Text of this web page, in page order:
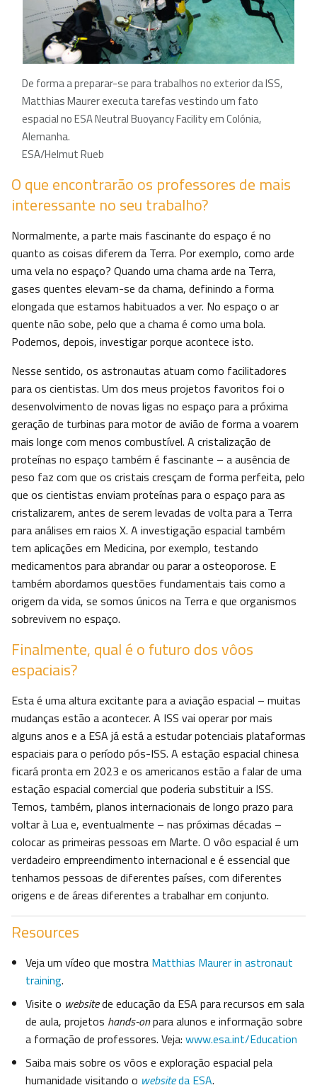
De forma a preparar-se para trabalhos no exterior da ISS,
Matthias Maurer executa tarefas vestindo um fato
espacial no ESA Neutral Buoyancy Facility em Colónia,
Alemanha.
ESA/Helmut Rueb
O que encontrarão os professores de mais
interessante no seu trabalho?
Normalmente, a parte mais fascinante do espaço é no
quanto as coisas diferem da Terra. Por exemplo, como arde
uma vela no espaço? Quando uma chama arde na Terra,
gases quentes elevam-se da chama, definindo a forma
elongada que estamos habituados a ver. No espaço o ar
quente não sobe, pelo que a chama é como uma bola.
Podemos, depois, investigar porque acontece isto.
Nesse sentido, os astronautas atuam como facilitadores
para os cientistas. Um dos meus projetos favoritos foi o
desenvolvimento de novas ligas no espaço para a próxima
geração de turbinas para motor de avião de forma a voarem
mais longe com menos combustível. A cristalização de
proteínas no espaço também é fascinante – a ausência de
peso faz com que os cristais cresçam de forma perfeita, pelo
que os cientistas enviam proteínas para o espaço para as
cristalizarem, antes de serem levadas de volta para a Terra
para análises em raios X. A investigação espacial também
tem aplicações em Medicina, por exemplo, testando
medicamentos para abrandar ou parar a osteoporose. E
também abordamos questões fundamentais tais como a
origem da vida, se somos únicos na Terra e que organismos
sobrevivem no espaço.
Finalmente, qual é o futuro dos vôos
espaciais?
Esta é uma altura excitante para a aviação espacial – muitas
mudanças estão a acontecer. A ISS vai operar por mais
alguns anos e a ESA já está a estudar potenciais plataformas
espaciais para o período pós-ISS. A estação espacial chinesa
ficará pronta em 2023 e os americanos estão a falar de uma
estação espacial comercial que poderia substituir a ISS.
Temos, também, planos internacionais de longo prazo para
voltar à Lua e, eventualmente – nas próximas décadas –
colocar as primeiras pessoas em Marte. O vôo espacial é um
verdadeiro empreendimento internacional e é essencial que
tenhamos pessoas de diferentes países, com diferentes
origens e de áreas diferentes a trabalhar em conjunto.
Resources
Veja um vídeo que mostra Matthias Maurer in astronaut
training.
Visite o websitede educação da ESA para recursos em sala
de aula, projetos hands-onpara alunos e informação sobre
a formação de professores. Veja: www.esa.int/Education
Saiba mais sobre os vôos e exploração espacial pela
humanidade visitando o websiteda ESA.